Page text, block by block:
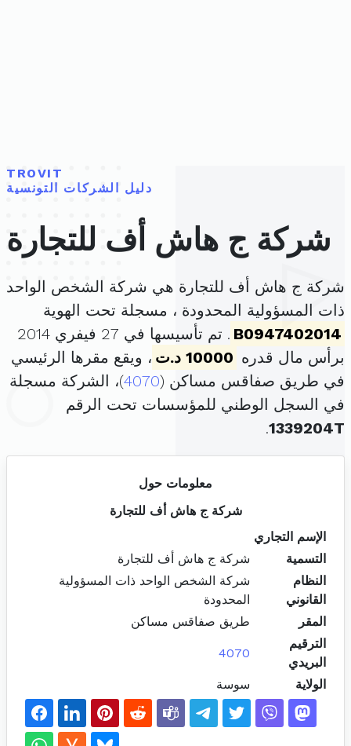
TROVIT
دليل الشركات التونسية
شركة ج هاش أف للتجارة
شركة ج هاش أف للتجارة هي شركة الشخص الواحد
ذات المسؤولية المحدودة ، مسجلة تحت الهوية
B0947402014
. تم تأسيسها في 27 فيفري 2014
برأس مال قدره 10000 د.ت
، ويقع مقرها الرئيسي
في طريق صفاقس مساكن (4070)، الشركة مسجلة
في السجل الوطني للمؤسسات تحت الرقم
1339204T
.
معلومات حول
شركة ج هاش أف للتجارة
الإسم التجاري
التسمية
شركة ج هاش أف للتجارة
النظام
القانوني
شركة الشخص الواحد ذات المسؤولية
المحدودة
المقر
طريق صفاقس مساكن
الترقيم
البريدي
4070
الولاية سوسة